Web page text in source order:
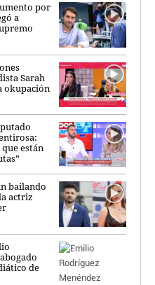
por
a
Sarah
okupación
están
bailando
actriz
de